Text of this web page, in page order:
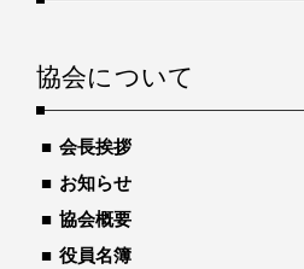
協会について
会長挨拶
お知らせ
協会概要
役員名簿